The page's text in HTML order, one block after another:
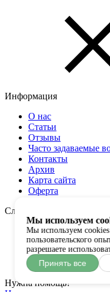
Информация
О нас
Статьи
Отзывы
Часто задаваемые
Контакты
Архив
Карта сайта
Оферта
Служба поддержки
Оплата и доставка
Гарантии и возврат
Таблица размеров
Примерка
Нужна помощь?
Мы используем
Мы используем
пользовательского
разрешаете
Принять все